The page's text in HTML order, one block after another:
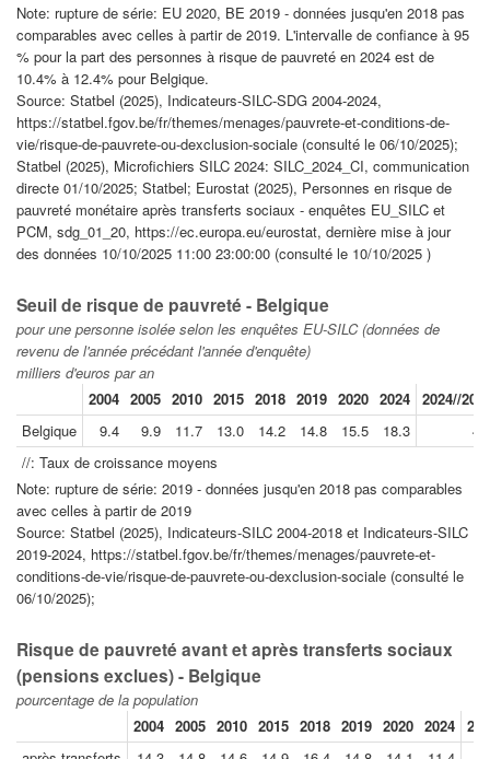
Note: rupture de série: EU 2020, BE 2019 - données jusqu'en 2018 pas
comparables avec celles à partir de 2019. L'intervalle de confiance à 95
% pour la part des personnes à risque de pauvreté en 2024 est de
10.4% à 12.4% pour Belgique.
Source: Statbel (2025), Indicateurs-SILC-SDG 2004-2024,
https://statbel.fgov.be/fr/themes/menages/pauvrete-et-conditions-de-
vie/risque-de-pauvrete-ou-dexclusion-sociale (consulté le 06/10/2025);
Statbel (2025), Microfichiers SILC 2024: SILC_2024_CI, communication
directe 01/10/2025; Statbel; Eurostat (2025), Personnes en risque de
pauvreté monétaire après transferts sociaux - enquêtes EU_SILC et
PCM, sdg_01_20, https://ec.europa.eu/eurostat, dernière mise à jour
des données 10/10/2025 11:00 23:00:00 (consulté le 10/10/2025 )
Seuil de risque de pauvreté - Belgique
pour une personne isolée selon les enquêtes EU-SILC (données de
revenu de l'année précédant l'année d'enquête)
milliers d'euros par an
2004 2005 2010 2015 2018 2019 2020 2024 2024//
Belgique
9.4 9.9 11.7 13.0 14.2 14.8 15.5 18.3
//: Taux de croissance moyens
Note: rupture de série: 2019 - données jusqu'en 2018 pas comparables
avec celles à partir de 2019
Source: Statbel (2025), Indicateurs-SILC 2004-2018 et Indicateurs-SILC
2019-2024, https://statbel.fgov.be/fr/themes/menages/pauvrete-et-
conditions-de-vie/risque-de-pauvrete-ou-dexclusion-sociale (consulté le
06/10/2025);
Risque de pauvreté avant et après transferts sociaux
(pensions exclues) - Belgique
pourcentage de la population
2004 2005 2010 2015 2018 2019 2020 2024